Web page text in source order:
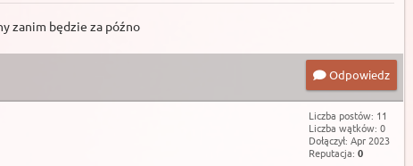
zanim będzie za późno
Odpowiedz
Liczba postów: 11
Liczba wątków: 0
Dołączył: Apr 2023
Reputacja: 0